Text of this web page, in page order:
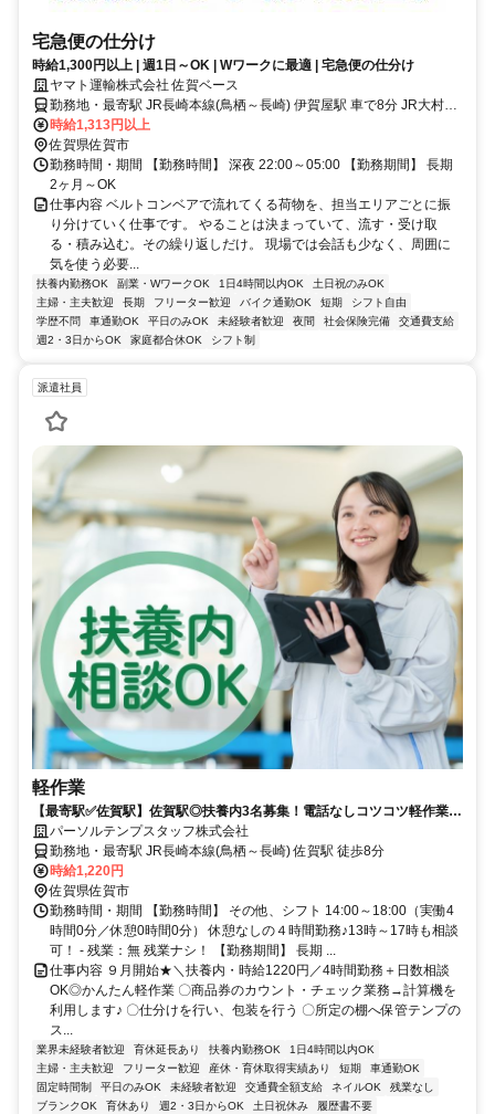
宅急便の仕分け
時給1,300円以上 | 週1日～OK | Wワークに最適 | 宅急便の仕分け
ヤマト運輸株式会社 佐賀ベース
勤務地・最寄駅 JR長崎本線(鳥栖～長崎) 伊賀屋駅 車で8分 JR大村線
竹松駅 JR大村線 新大村駅
時給1,313円以上
佐賀県佐賀市
勤務時間・期間 【勤務時間】 深夜 22:00～05:00 【勤務期間】 長期
2ヶ月～OK
仕事内容 ベルトコンベアで流れてくる荷物を、担当エリアごとに振
り分けていく仕事です。 やることは決まっていて、流す・受け取
る・積み込む。その繰り返しだけ。 現場では会話も少なく、周囲に
気を使う必要...
扶養内勤務OK 副業・WワークOK 1日4時間以内OK
土日祝のみOK
主婦・主夫歓迎
長期 フリーター歓迎 バイク通勤OK 短期
シフト自由
学歴不問
車通勤OK 平日のみOK 未経験者歓迎 夜間 社会保険完備
交通費支給
週2・3日からOK
家庭都合休OK シフト制
派遣社員
軽作業
【最寄駅✅佐賀駅】佐賀駅◎扶養内3名募集！電話なしコツコツ軽作業◎
昼のみ勤務！
パーソルテンプスタッフ株式会社
勤務地・最寄駅 JR長崎本線(鳥栖～長崎) 佐賀駅 徒歩8分
時給1,220円
佐賀県佐賀市
勤務時間・期間 【勤務時間】 その他、シフト 14:00～18:00（実働4
時間0分／休憩0時間0分） 休憩なしの４時間勤務♪13時～17時も相談
可！ - 残業：無 残業ナシ！ 【勤務期間】 長期 ...
仕事内容 ９月開始★＼扶養内・時給1220円／4時間勤務＋日数相談
OK◎かんたん軽作業 〇商品券のカウント・チェック業務→計算機を
利用します♪ 〇仕分けを行い、包装を行う 〇所定の棚へ保管テンプの
ス...
業界未経験者歓迎 育休延長あり 扶養内勤務OK
1日4時間以内OK
主婦・主夫歓迎
フリーター歓迎 産休・育休取得実績あり 短期
車通勤OK
固定時間制
平日のみOK 未経験者歓迎 交通費全額支給 ネイルOK
残業なし
ブランクOK
育休あり 週2・3日からOK 土日祝休み 履歴書不要